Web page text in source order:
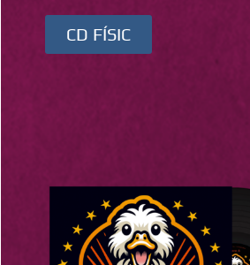
CD FÍSIC